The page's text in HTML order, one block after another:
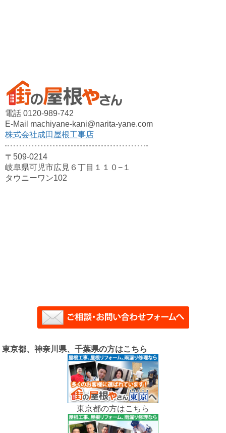
電話 0120-989-742
E-Mail machiyane-kani@narita-yane.com
株式会社成田屋根工事店
〒509-0214
岐阜県可児市広見６丁目１１０−１
タウニーワン102
東京都、神奈川県、千葉県の方はこちら
東京都の方はこちら